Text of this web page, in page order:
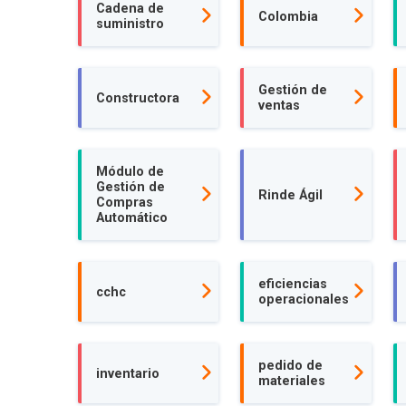
Cadena de
suministro
Colombia
Constructora
Gestión de
ventas
Módulo de
Gestión de
Compras
Automático
Rinde Ágil
cchc
eficiencias
operacionales
inventario
pedido de
materiales